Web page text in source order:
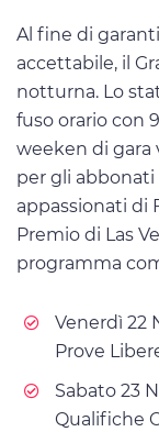
Al fine di
accettabile, il
notturna. Lo
fuso orario con
weeken di gara
per gli abbonati
appassionati di
Premio di Las
programma
Venerdì 22
Prove
Sabato 23
Qualifiche